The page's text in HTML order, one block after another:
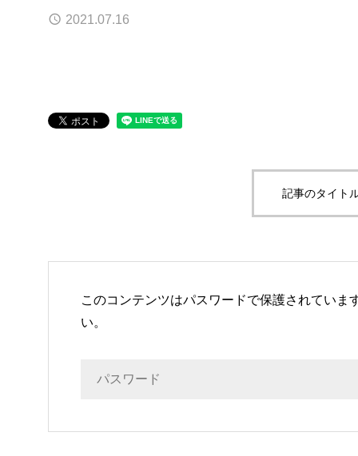
2021.07.16
記事のタイト
このコンテンツはパスワードで保護されていま
い。